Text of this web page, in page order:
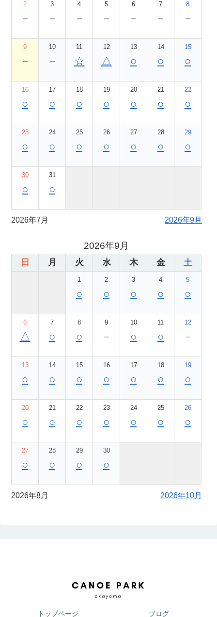
2
－
3
－
4
－
5
－
6
－
7
－
8
－
9
－
10
－
11
☆
12
△
13
○
14
○
15
○
16
○
17
○
18
○
19
○
20
○
21
○
22
○
23
○
24
○
25
○
26
○
27
○
28
○
29
○
30
○
31
○
2026年7月 2026年9月
2026年9月
日 月 火 水 木 金 土
1
○
2
○
3
○
4
○
5
○
6
△
7
○
8
○
9
－
10
○
11
○
12
－
13
○
14
○
15
○
16
○
17
○
18
○
19
○
20
○
21
○
22
○
23
○
24
○
25
○
26
○
27
○
28
○
29
○
30
○
2026年8月 2026年10月
トップページ ブログ